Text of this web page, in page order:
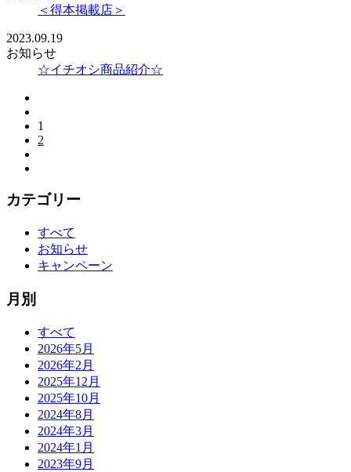
＜得本掲載店＞
2023.09.19
お知らせ
☆イチオシ商品紹介☆
1
2
カテゴリー
すべて
お知らせ
キャンペーン
月別
すべて
2026年5月
2026年2月
2025年12月
2025年10月
2024年8月
2024年3月
2024年1月
2023年9月